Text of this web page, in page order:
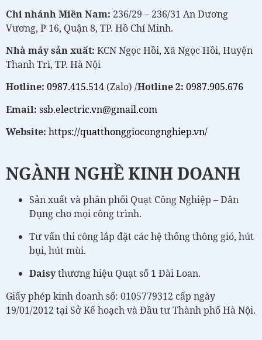
Chi nhánh Miền Nam: 236/29 – 236/31 An Dương
Vương, P 16, Quận 8, TP. Hồ Chí Minh.
Nhà máy sản xuất: KCN Ngọc Hồi, Xã Ngọc Hồi, Huyện
Thanh Trì, TP. Hà Nội
Hotline: 0987.415.514 (Zalo) /Hotline 2: 0987.905.676
Email: ssb.electric.vn@gmail.com
Website: https://quatthonggiocongnghiep.vn/
NGÀNH NGHỀ KINH DOANH
Sản xuất và phân phối Quạt Công Nghiệp – Dân
Dụng cho mọi công trình.
Tư vấn thi công lắp đặt các hệ thống thông gió, hút
bụi, hút mùi.
Daisythương hiệu Quạt số 1 Đài Loan.
Giấy phép kinh doanh số: 0105779312 cấp ngày
19/01/2012 tại Sở Kế hoạch và Đầu tư Thành phố Hà Nội.